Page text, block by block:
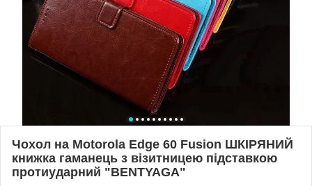
Чохол на Motorola Edge 60 Fusion ШКІРЯНИЙ
книжка гаманець з візитницею підставкою
протиударний "BENTYAGA"